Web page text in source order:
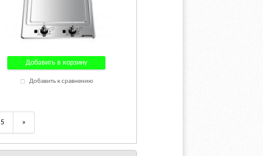
Добавить в корзину
Добавить к сравнению
5 »